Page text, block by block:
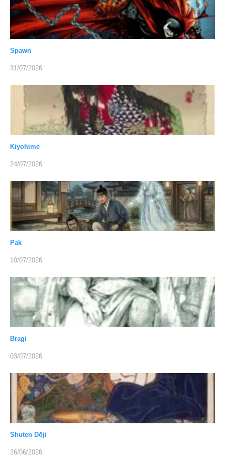
Spawn
31/07/2026
Kiyohime
24/07/2026
Pak
10/07/2026
Bragi
03/07/2026
Shuten Dōji
26/06/2026